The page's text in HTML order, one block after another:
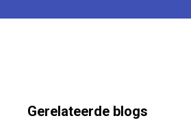
Gerelateerde blogs